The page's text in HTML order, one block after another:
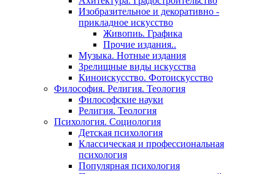
Изобразительное и декоративно -
прикладное искусство
Живопиь. Графика
Прочие издания..
Музыка. Нотные издания
Зрелищные виды искусства
Киноискусство. Фотоискусство
Философия. Религия. Теология
Философские науки
Религия. Теология
Психология. Социология
Детская психология
Классическая и профессиональная
психология
Популярная психология